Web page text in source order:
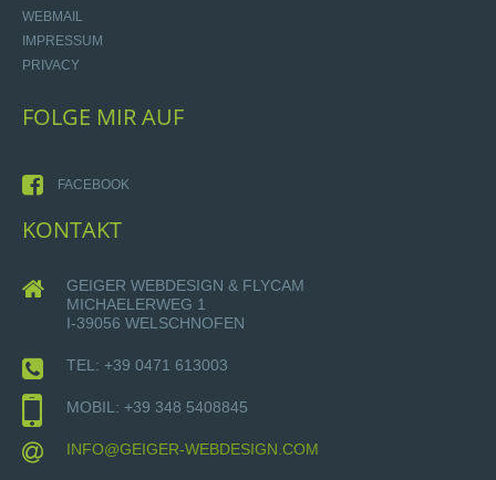
WEBMAIL
IMPRESSUM
PRIVACY
FOLGE MIRAUF
FACEBOOK
KONTAKT
GEIGER WEBDESIGN & FLYCAM
MICHAELERWEG 1
I-39056 WELSCHNOFEN
TEL: +39 0471 613003
MOBIL: +39 348 5408845
INFO@GEIGER-WEBDESIGN.COM